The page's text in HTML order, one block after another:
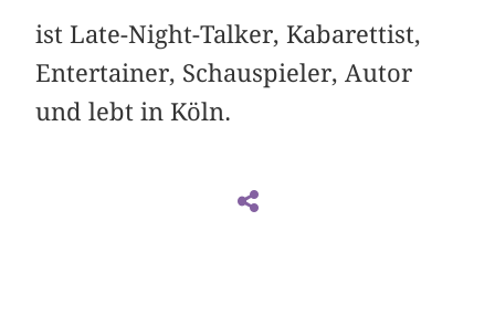
ist Late-Night-Talker, Kabarettist,
Entertainer, Schauspieler, Autor
und lebt in Köln.